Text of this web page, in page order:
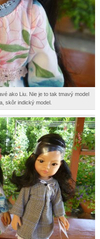
ako Liu. Nie je to tak tmavý model
skôr indický model.